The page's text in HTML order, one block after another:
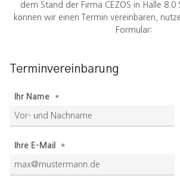
dem Stand der Firma CEZOS in Halle 8.0
können wir einen Termin vereinbaren,
Formular:
Terminvereinbarung
Ihr Name
Ihre E-Mail